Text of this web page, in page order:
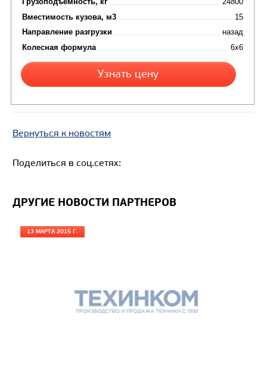
Цена по запросу
Производитель
Вместимость кузова, м3
Колесная формула
Узнать цену
Вернуться к новостям
Поделиться в соц.сетях:
ДРУГИЕ НОВОСТИ ПАРТНЕРОВ
13 МАРТА 2015 Г.